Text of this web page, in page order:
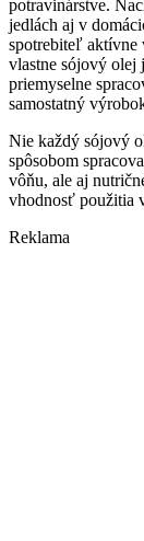
potravinárstve.
jedlách aj v
spotrebiteľ aktívne
vlastne sójový olej
priemyselne
samostatný
Nie každý sójový
spôsobom
vôňu, ale aj
vhodnosť použitia
Reklama